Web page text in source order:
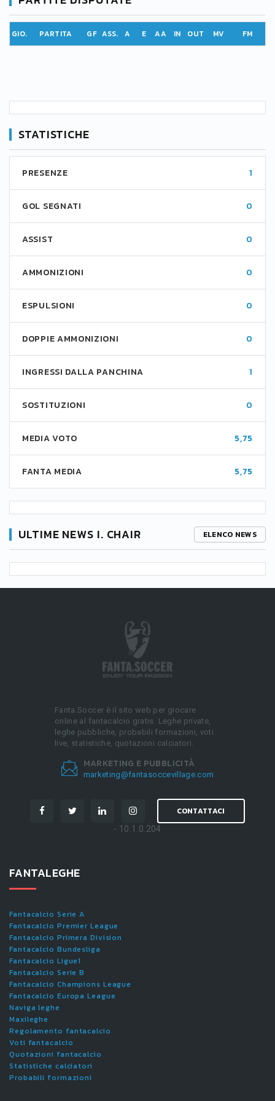
GIO. PARTITA GF ASS. A E AA IN OUT MV FM
STATISTICHE
PRESENZE 1
GOL SEGNATI 0
ASSIST 0
AMMONIZIONI 0
ESPULSIONI 0
DOPPIE AMMONIZIONI 0
INGRESSI DALLA PANCHINA 1
SOSTITUZIONI 0
MEDIA VOTO 5,75
FANTA MEDIA 5,75
ULTIME NEWS I. CHAIR ELENCO NEWS
Fanta.Soccer è il sito web per giocare
online al fantacalcio gratis. Leghe private,
leghe pubbliche, probabili formazioni, voti
live, statistiche, quotazioni calciatori.
MARKETING E PUBBLICITÀ
marketing@fantasoccevillage.com
CONTATTACI
- 10.1.0.204
FANTALEGHE
Fantacalcio Serie A
Fantacalcio Premier League
Fantacalcio Primera Division
Fantacalcio Bundesliga
Fantacalcio Ligue1
Fantacalcio Serie B
Fantacalcio Champions League
Fantacalcio Europa League
Naviga leghe
Maxileghe
Regolamento fantacalcio
Voti fantacalcio
Quotazioni fantacalcio
Statistiche calciatori
Probabili formazioni